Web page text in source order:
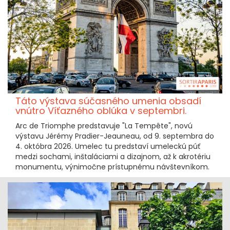
Táto výstava súčasného umenia obsadí
vnútro Víťazného oblúka v septembri.
Arc de Triomphe predstavuje "La Tempête", novú
výstavu Jérémy Pradier-Jeauneau, od 9. septembra do
4. októbra 2026. Umelec tu predstaví umeleckú púť
medzi sochami, inštaláciami a dizajnom, až k akrotériu
monumentu, výnimočne prístupnému návštevníkom.